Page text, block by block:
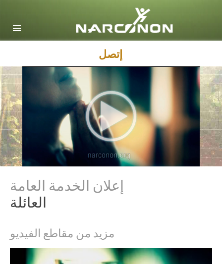
Dansk
Ελληνικά (Greek)
Español
Français
Hebrew
Magyar
Italiano
Macedonian
Nederlands
Norsk
إتصل
إعلان الخدمة العامة
العائلة
مزيد من مقاطع الفيديو